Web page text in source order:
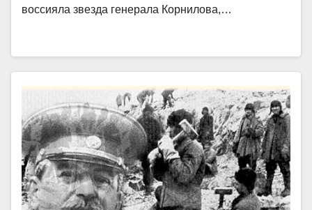
воссияла звезда генерала Корнилова,…